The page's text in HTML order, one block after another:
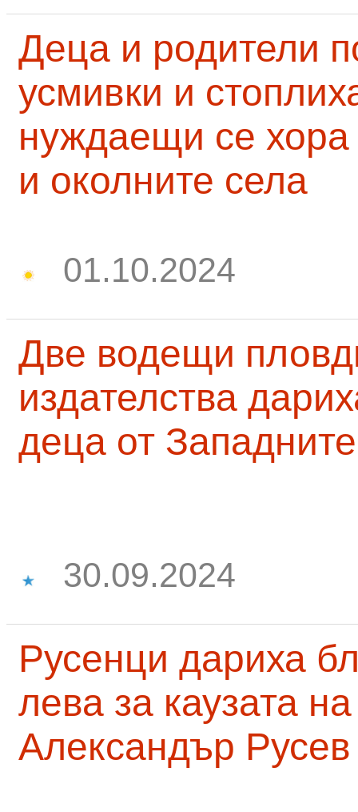
Деца и родители
усмивки и
нуждаещи се
и околните села
01.10.2024
Две водещи
издателства
деца от
30.09.2024
Русенци дариха
лева за каузата
Александър Русев